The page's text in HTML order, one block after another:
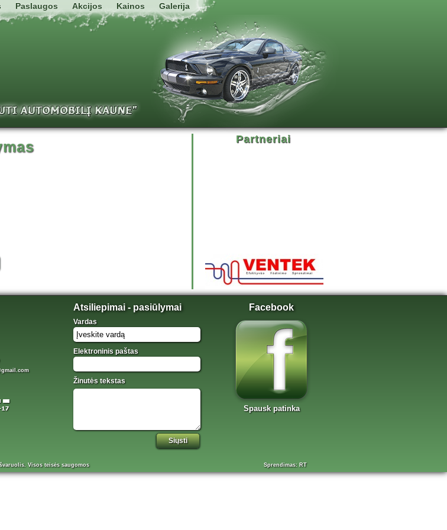
Paslaugos Akcijos Kainos Galerija
Partneriai
Atsiliepimai - pasiūlymai
Vardas
Elektroninis paštas
Žinutės tekstas
Facebook
Spausk patinka
Visos teisės saugomos Sprendimas: RT